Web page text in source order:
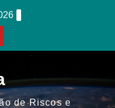
de Riscos e